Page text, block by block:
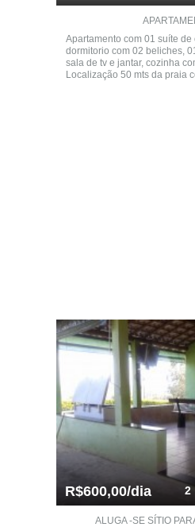
Apartamento com 01 suíte de
dormitorio com 02 beliches,
sala de tv e jantar, cozinha
Localização 50 mts da praia
R$600,00/dia
2
ALUGA -SE SÍTIO